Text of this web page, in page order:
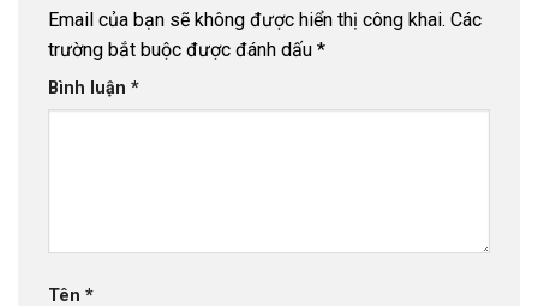
Email của bạn sẽ không được hiển thị công khai. Các
trường bắt buộc được đánh dấu *
Bình luận *
Tên *